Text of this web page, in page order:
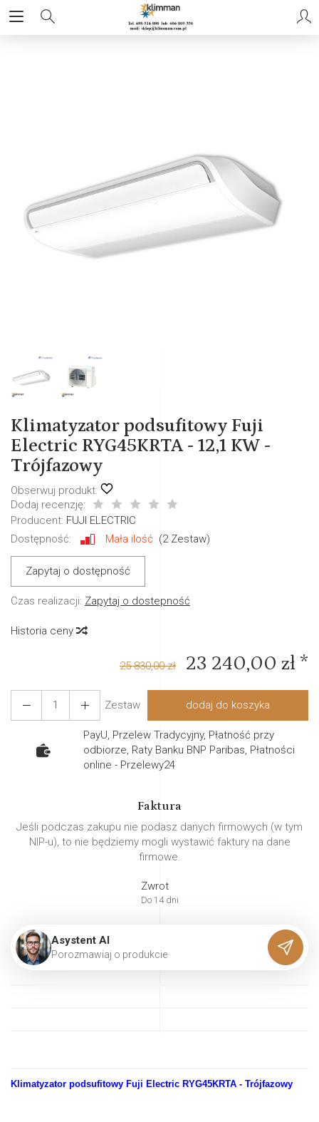
Klimatyzator podsufitowy Fuji
Electric RYG45KRTA - 12,1 KW -
Trójfazowy
Obserwuj produkt:
Dodaj recenzję:
Producent: FUJI ELECTRIC
Dostępność:
Mała ilość (2Zestaw)
Zapytaj o dostępność
Czas realizacji: Zapytaj o dostepność
Historia ceny
25 830,00 zł 23 240,00 zł *
Zestaw dodaj do koszyka
PayU, Przelew Tradycyjny, Płatność przy
odbiorze, Raty Banku BNP Paribas, Płatności
online - Przelewy24
Faktura
Jeśli podczas zakupu nie podasz danych firmowych (w tym
NIP-u), to nie będziemy mogli wystawić faktury na dane
firmowe.
Zwrot
Do 14 dni
Asystent AI
Porozmawiaj o produkcie
Klimatyzator podsufitowy Fuji Electric RYG45KRTA - Trójfazowy